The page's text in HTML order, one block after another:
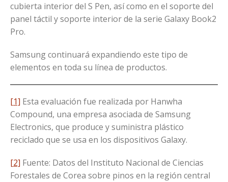
cubierta interior del S Pen, así como en el soporte del
panel táctil y soporte interior de la serie Galaxy Book2
Pro.
Samsung continuará expandiendo este tipo de
elementos en toda su línea de productos.
[1] Esta evaluación fue realizada por Hanwha
Compound, una empresa asociada de Samsung
Electronics, que produce y suministra plástico
reciclado que se usa en los dispositivos Galaxy.
[2] Fuente: Datos del Instituto Nacional de Ciencias
Forestales de Corea sobre pinos en la región central